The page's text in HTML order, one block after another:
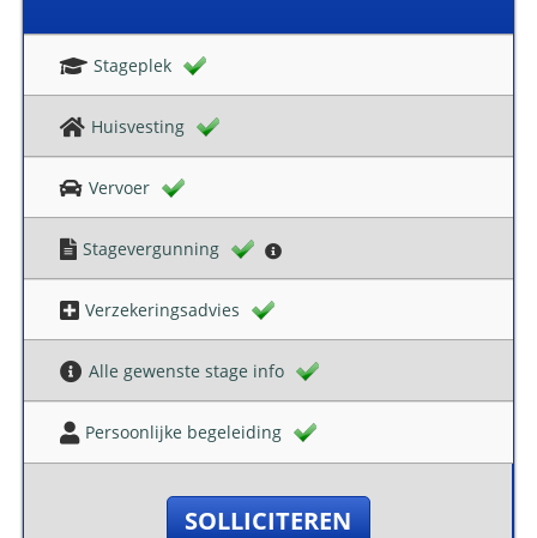
Stageplek
Huisvesting
Vervoer
Stagevergunning
Verzekeringsadvies
Alle gewenste stage info
Persoonlijke begeleiding
SOLLICITEREN